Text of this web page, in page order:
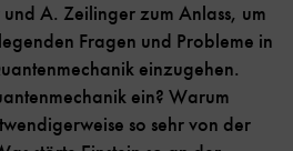
A. Zeilinger zum Anlass, um
Fragen und Probleme in
einzugehen.
ein? Warum
so sehr von der